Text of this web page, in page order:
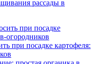
рассады в
при посадке картофеля: